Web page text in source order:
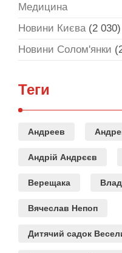
Медицина
Новини Києва(2 030)
Новини Солом'янки
Теги
Андреев
Андрій Андрєєв
Верещака
Вячеслав Непоп
Дитячий садок